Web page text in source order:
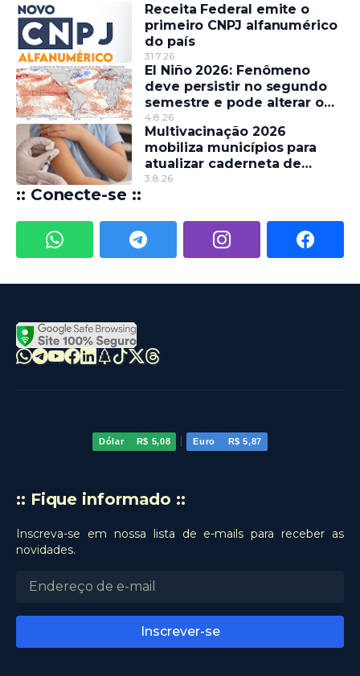
Receita Federal emite o
primeiro CNPJ alfanumérico
do país
31.7.26
El Niño 2026: Fenômeno
deve persistir no segundo
semestre e pode alterar o
regime de chuvas
4.8.26
Multivacinação 2026
mobiliza municípios para
atualizar caderneta de
crianças e adolescentes
3.8.26
:: Conecte-se ::
Dólar R$ 5,08 | Euro R$ 5,87
:: Fique informado ::
Inscreva-se em nossa lista de e-mails para receber as
novidades.